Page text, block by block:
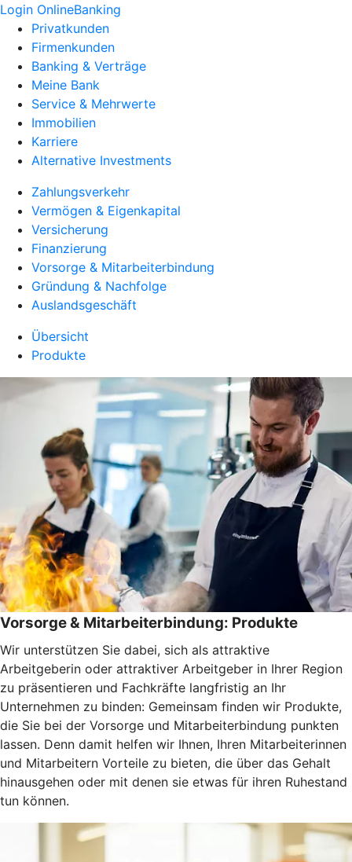
Login OnlineBanking
Privatkunden
Firmenkunden
Banking & Verträge
Meine Bank
Service & Mehrwerte
Immobilien
Karriere
Alternative Investments
Zahlungsverkehr
Vermögen & Eigenkapital
Versicherung
Finanzierung
Vorsorge & Mitarbeiterbindung
Gründung & Nachfolge
Auslandsgeschäft
Übersicht
Produkte
Vorsorge & Mitarbeiterbindung: Produkte
Wir unterstützen Sie dabei, sich als attraktive
Arbeitgeberin oder attraktiver Arbeitgeber in Ihrer Region
zu präsentieren und Fachkräfte langfristig an Ihr
Unternehmen zu binden: Gemeinsam finden wir Produkte,
die Sie bei der Vorsorge und Mitarbeiterbindung punkten
lassen. Denn damit helfen wir Ihnen, Ihren Mitarbeiterinnen
und Mitarbeitern Vorteile zu bieten, die über das Gehalt
hinausgehen oder mit denen sie etwas für ihren Ruhestand
tun können.